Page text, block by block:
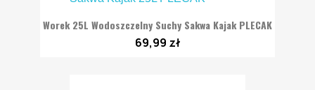
Worek 25L Wodoszczelny Suchy Sakwa Kajak PLECAK
69,99 zł